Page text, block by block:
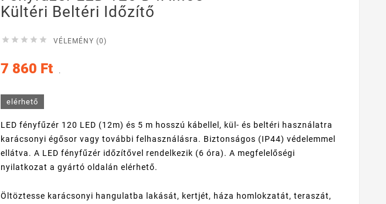
Kültéri Beltéri Időzítő
     VÉLEMÉNY (0)
7 860 Ft .
elérhető
LED fényfűzér 120 LED (12m) és 5 m hosszú kábellel, kül- és beltéri használatra
karácsonyi égősor vagy további felhasználásra. Biztonságos (IP44) védelemmel
ellátva. A LED fényfűzér időzítővel rendelkezik (6 óra). A megfelelőségi
nyilatkozat a gyártó oldalán elérhető.
Öltöztesse karácsonyi hangulatba lakását, kertjét, háza homlokzatát, teraszát,